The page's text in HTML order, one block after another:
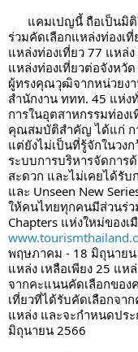
ร่วมคัดเลือกแหล่งท่องเ
แหล่งท่องเที่ยว 77 แหล่
แหล่งท่องเที่ยวต่อจังหวั
ผู้ทรงคุณวุฒิจากหน่วยง
สำนักงาน ททท. 45 แห่ง
การในอุตสาหกรรมท่อง
คุณสมบัติสำคัญ ได้แก่ กา
แต่ยังไม่เป็นที่รู้จักในวง
ระบบการบริหารจัดการ
สะดวก และไม่เคยได้รับ
และ Unseen New
ให้คนไทยทุกคนมีส่วนร่ว
พฤษภาคม - 18 มิถุนายน
แหล่ง เหลือเพียง 25 แห
จากคะแนนคัดเลือกของ
เที่ยวที่ได้รับคัดเลือกจ
แหล่ง และจะกำหนดปร
มิถุนายน 2566